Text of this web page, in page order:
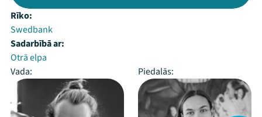
Rīko:
Swedbank
Sadarbībā ar:
Otrā elpa
Vada:
Piedalās: